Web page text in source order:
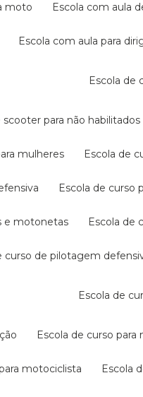
moto escola com aula
escola com aula para
escola
para não habilitados
mulheres escola de
escola de
e motonetas escola
curso de pilotagem
escola de
escola de curso
motociclista escola